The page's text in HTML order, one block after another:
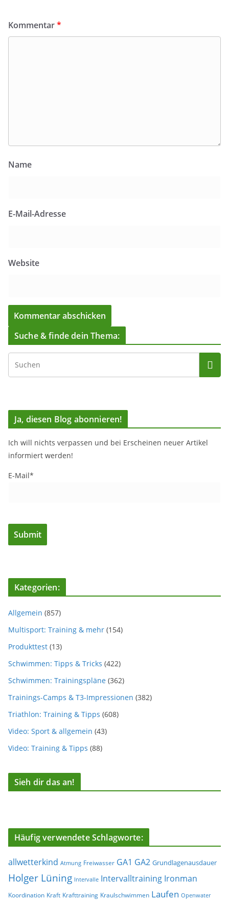
Kommentar*
Name
E-Mail-Adresse
Website
Suche & finde dein Thema:
Ja, diesen Blog abonnieren!
Ich will nichts verpassen und bei Erscheinen neuer Artikel
informiert werden!
E-Mail*
Kategorien:
Allgemein (857)
Multisport: Training & mehr (154)
Produkttest (13)
Schwimmen: Tipps & Tricks (422)
Schwimmen: Trainingspläne (362)
Trainings-Camps & T3-Impressionen (382)
Triathlon: Training & Tipps (608)
Video: Sport & allgemein (43)
Video: Training & Tipps (88)
Sieh dir das an!
Häufig verwendete Schlagworte:
allwetterkind Atmung Freiwasser GA1 GA2 Grundlagenausdauer
Holger Lüning Intervalle Intervalltraining Ironman
Koordination Kraft Krafttraining Kraulschwimmen Laufen Openwater